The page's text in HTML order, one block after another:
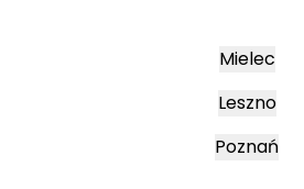
Mielec
Leszno
Poznań